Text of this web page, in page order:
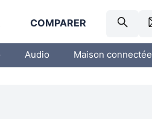
COMPARER
Audio Maison connectée